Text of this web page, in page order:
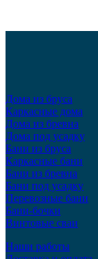
Дома из бруса
Каркасные дома
Дома из бревна
Дома под усадку
Бани из бруса
Каркасные бани
Бани из бревна
Бани под усадку
Перевозные бани
Бани-бочки
Винтовые сваи
Наши работы